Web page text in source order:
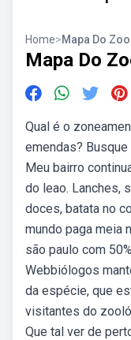
Home>Mapa Do
Mapa Do
Qual é o
emendas?
Meu bairro
do leao. Lanches,
doces, batata no
mundo paga meia
são paulo com
Webbiólogos
da espécie, que
visitantes do
Que tal ver de